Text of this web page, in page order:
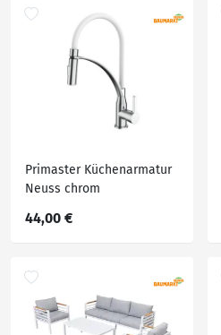
Primaster Küchenarmatur
Neuss chrom
44,00 €